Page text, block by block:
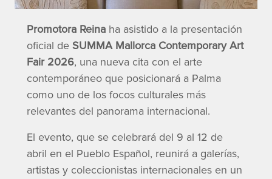
Promotora Reina ha asistido a la presentación
oficial de SUMMA Mallorca Contemporary Art
Fair 2026, una nueva cita con el arte
contemporáneo que posicionará a Palma
como uno de los focos culturales más
relevantes del panorama internacional.
El evento, que se celebrará del 9 al 12 de
abril en el Pueblo Español, reunirá a galerías,
artistas y coleccionistas internacionales en un